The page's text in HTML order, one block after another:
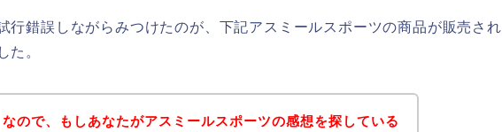
行錯誤しながらみつけたのが、下記アスミールスポーツの商品が販売され
た。
なので、もしあなたがアスミールスポーツの感想を探している